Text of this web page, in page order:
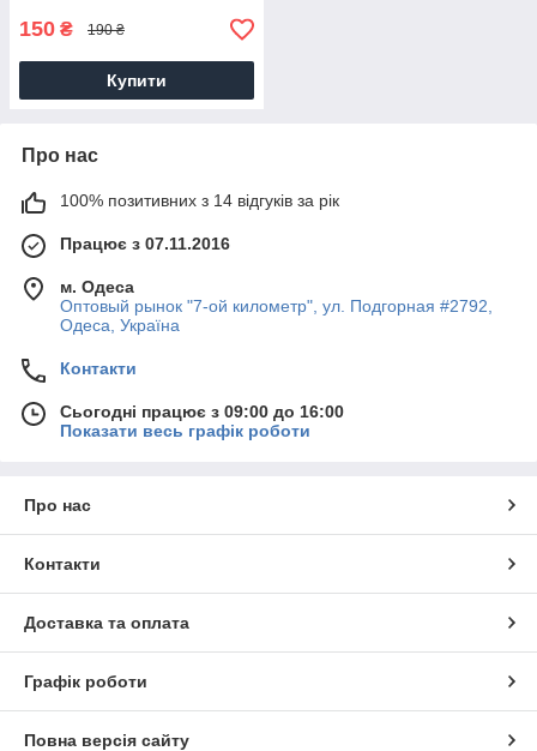
150 ₴ 190 ₴
Купити
Про нас
100% позитивних з 14 відгуків за рік
Працює з 07.11.2016
м. Одеса
Оптовый рынок "7-ой километр", ул. Подгорная #2792,
Одеса, Україна
Контакти
Сьогодні працює з 09:00 до 16:00
Показати весь графік роботи
Про нас
Контакти
Доставка та оплата
Графік роботи
Повна версія сайту